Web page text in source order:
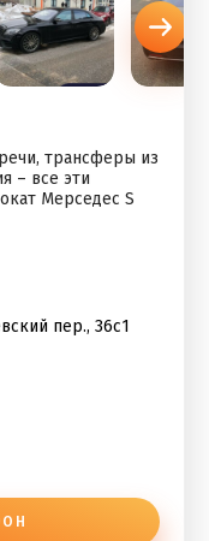
трансферы из
– все эти
Мерседес S
пер., 36с1